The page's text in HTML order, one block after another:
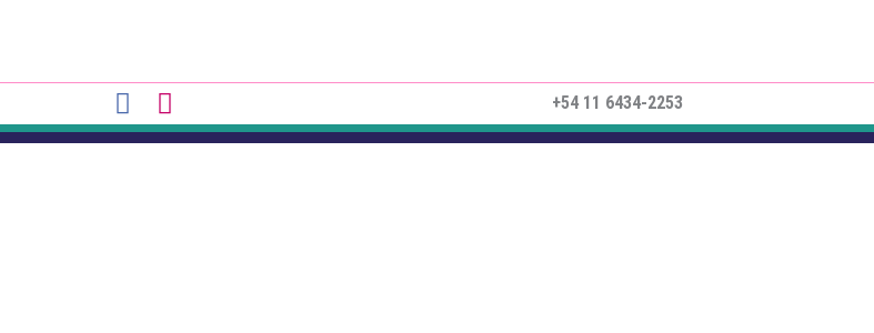
+54 11 6434-2253